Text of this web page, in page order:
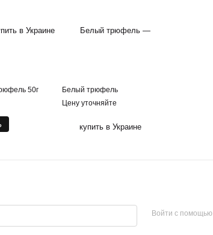
50г
Белый трюфель
Цену уточняйте
Войти с помощью